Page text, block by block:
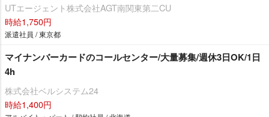
UTエージェント株式会社AGT南関東第二CU
時給1,750円
派遣社員 / 東京都
マイナンバーカードのコールセンター/大量募集/週休3日OK/1日
4h
株式会社ベルシステム24
時給1,400円